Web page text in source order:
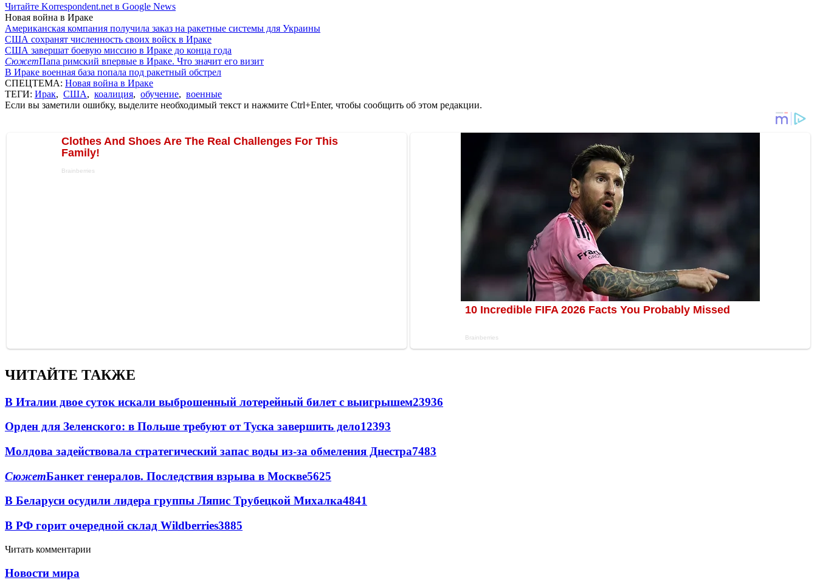
Читайте Korrespondent.net в Google News
Новая война в Ираке
Американская компания получила заказ на ракетные системы для Украины
США сохранят численность своих войск в Ираке
США завершат боевую миссию в Ираке до конца года
СюжетПапа римский впервые в Ираке. Что значит его визит
В Ираке военная база попала под ракетный обстрел
СПЕЦТЕМА: Новая война в Ираке
ТЕГИ: Ирак, США, коалиция, обучение, военные
Если вы заметили ошибку, выделите необходимый текст и нажмите Ctrl+Enter, чтобы сообщить об этом редакции.
ЧИТАЙТЕ ТАКЖЕ
В Италии двое суток искали выброшенный лотерейный билет с выигрышем23936
Орден для Зеленского: в Польше требуют от Туска завершить дело12393
Молдова задействовала стратегический запас воды из-за обмеления Днестра7483
СюжетБанкет генералов. Последствия взрыва в Москве5625
В Беларуси осудили лидера группы Ляпис Трубецкой Михалка4841
В РФ горит очередной склад Wildberries3885
Читать комментарии
Новости мира